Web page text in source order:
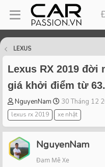
LEXUS
Lexus RX 2019 đời
giá khởi điểm từ
T
h
r
e
a
d
s
NguyenNam
S
t
a
r
t
a
30 Tháng 12
lexus rx 2019
xe nhật
NguyenNam
Đam Mê Xe